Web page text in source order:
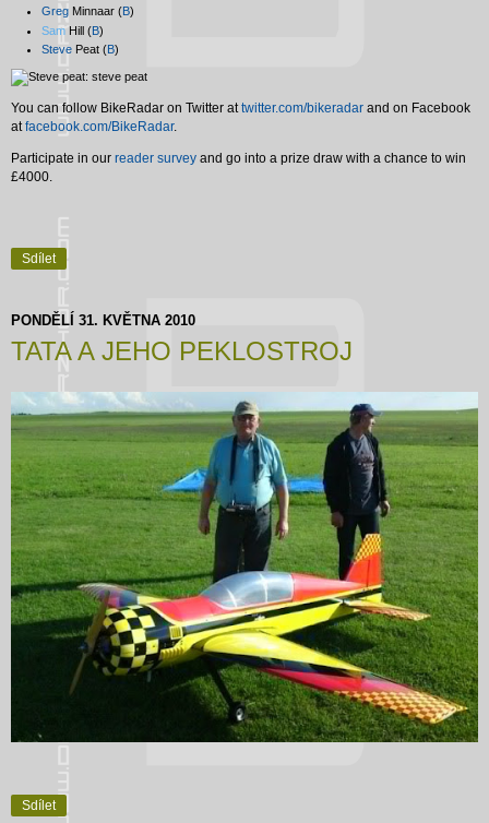
GregMinnaar (B)
SamHill (B)
StevePeat (B)
You can follow BikeRadar on Twitter attwitter.com/bikeradar and on Facebook
atfacebook.com/BikeRadar.
Participate in our reader survey and go into a prize draw with a chance to win
£4000.
Sdílet
PONDĚLÍ 31. KVĚTNA 2010
TATA A JEHO PEKLOSTROJ
Sdílet